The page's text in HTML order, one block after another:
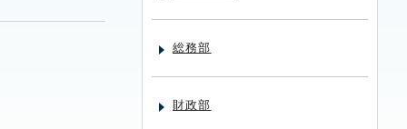
総務部
財政部